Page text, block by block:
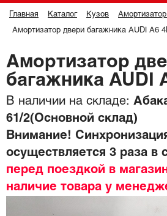
Главная Каталог Кузов
Амортизатор двери багажника AUDI A6
Амортизатор
багажника AUDI
В наличии на складе:
61/2(Основной склад)
Внимание!
осуществляется 3 раза в
перед поездкой в
наличие товара у